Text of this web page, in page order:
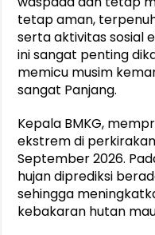
tetap aman,
serta aktivitas sosial
ini sangat penting
memicu musim
sangat Panjang.
Kepala BMKG,
ekstrem di
September 2026.
hujan diprediksi
sehingga
kebakaran hutan